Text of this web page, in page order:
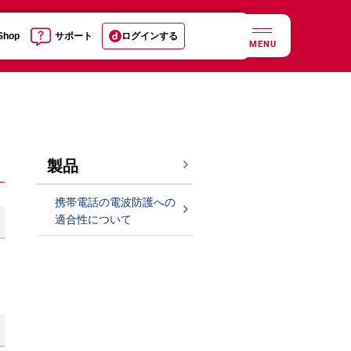
サポート ログインする
MENU
製品
携帯電話の電波防護への
適合性について